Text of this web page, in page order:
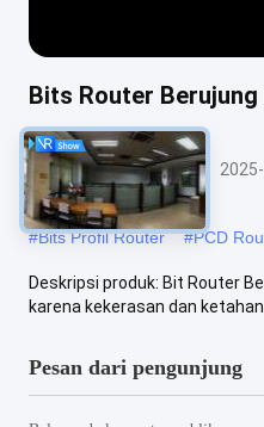
Bits Router Berujung
Bit PCD Router
#Bits Profil Router #PCD
Deskripsi produk: Bit Router
karena kekerasan dan
Pesan dari pengunjung